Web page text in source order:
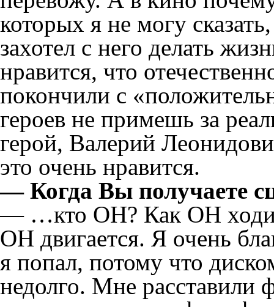
которых я не могу
захотел с него делать
нравится, что
покончили с
героев не примешь за
герой, Валерий
это очень нравится.
— Когда Вы получаете
— …кто ОН? Как ОН
ОН двигается. Я очень
я попал, потому что
недолго. Мне расставили